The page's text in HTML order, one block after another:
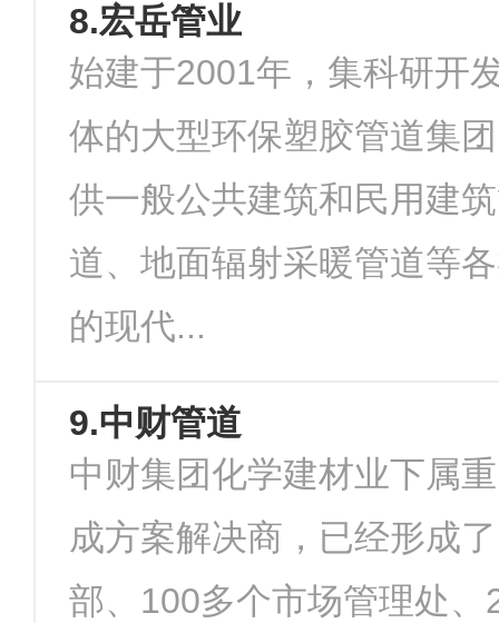
8.宏岳管业
始建于2001年，集科研开
体的大型环保塑胶管道集
供一般公共建筑和民用建
道、地面辐射采暖管道等
的现代...
9.中财管道
中财集团化学建材业下属
成方案解决商，已经形成
部、100多个市场管理处